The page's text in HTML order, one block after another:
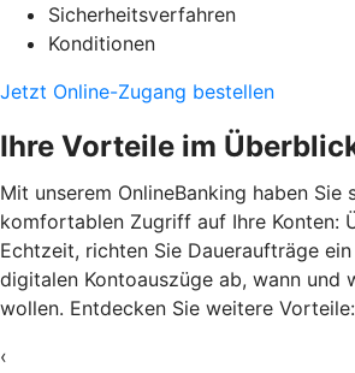
Sicherheitsverfahren
Konditionen
Jetzt Online-Zugang bestellen
Ihre Vorteile im
Mit unserem OnlineBanking haben Sie
komfortablen Zugriff auf Ihre Konten:
Echtzeit, richten Sie Daueraufträge
digitalen Kontoauszüge ab, wann und
wollen. Entdecken Sie weitere Vorteile:
‹